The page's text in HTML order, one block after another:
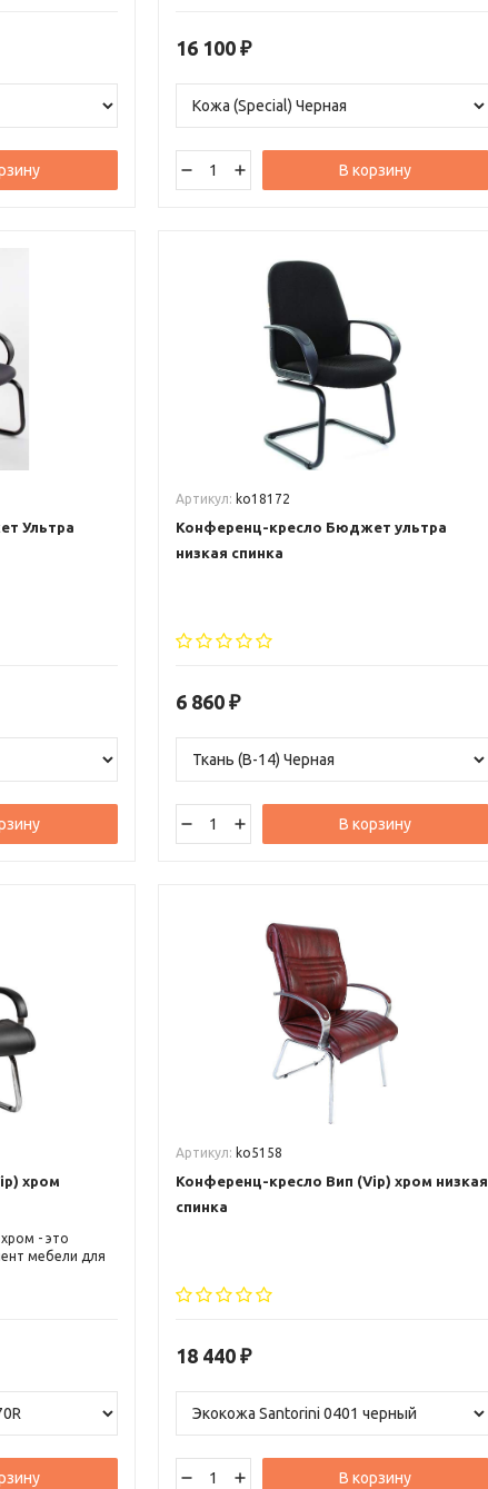
и
элегантному дизайну.
16 100 ₽
В корзину
Ультра
Артикул: ko18172
Конференц-кресло Бюджет ультра
низкая спинка
6 860 ₽
В корзину
хром
- это
мебели для
переговорных
дизайном,
подлокотников
интерьеру и
Артикул: ko5158
Конференц-кресло Вип (Vip) хром низкая
спинка
18 440 ₽
В корзину